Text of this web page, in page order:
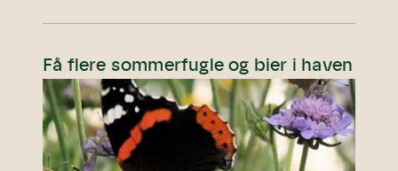
Få flere sommerfugle og bier i haven